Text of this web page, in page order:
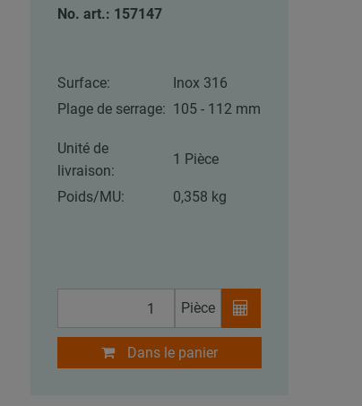
No. art.: 157147
Surface:
Inox 316
Plage de serrage: 105 - 112 mm
Unité de
livraison:
1 Pièce
Poids/MU: 0,358 kg
Pièce
Dans le panier